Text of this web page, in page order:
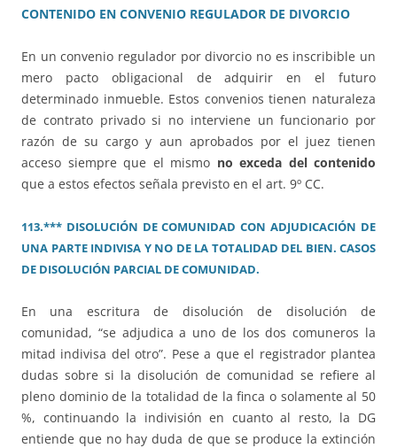
CONTENIDO EN CONVENIO REGULADOR DE DIVORCIO
En un convenio regulador por divorcio no es inscribible un
mero pacto obligacional de adquirir en el futuro
determinado inmueble. Estos convenios tienen naturaleza
de contrato privado si no interviene un funcionario por
razón de su cargo y aun aprobados por el juez tienen
acceso siempre que el mismo no exceda del contenido
que a estos efectos señala previsto en el art. 9º CC.
113.*** DISOLUCIÓN DE COMUNIDAD CON ADJUDICACIÓN DE
UNA PARTE INDIVISA Y NO DE LA TOTALIDAD DEL BIEN. CASOS
DE DISOLUCIÓN PARCIAL DE COMUNIDAD.
En una escritura de disolución de disolución de
comunidad, “se adjudica a uno de los dos comuneros la
mitad indivisa del otro”. Pese a que el registrador plantea
dudas sobre si la disolución de comunidad se refiere al
pleno dominio de la totalidad de la finca o solamente al 50
%, continuando la indivisión en cuanto al resto, la DG
entiende que no hay duda de que se produce la extinción